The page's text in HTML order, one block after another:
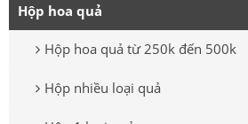
Hộp hoa quả
Hộp hoa quả từ 250k đến 500k
Hộp nhiều loại quả